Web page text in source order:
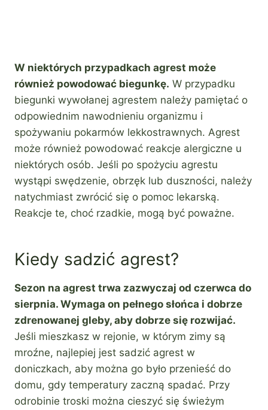
W niektórych przypadkach agrest może
również powodować biegunkę. W przypadku
biegunki wywołanej agrestem należy pamiętać o
odpowiednim nawodnieniu organizmu i
spożywaniu pokarmów lekkostrawnych. Agrest
może również powodować reakcje alergiczne u
niektórych osób. Jeśli po spożyciu agrestu
wystąpi swędzenie, obrzęk lub duszności, należy
natychmiast zwrócić się o pomoc lekarską.
Reakcje te, choć rzadkie, mogą być poważne.
Kiedy sadzić agrest?
Sezon na agrest trwa zazwyczaj od czerwca do
sierpnia. Wymaga on pełnego słońca i dobrze
zdrenowanej gleby, aby dobrze się rozwijać.
Jeśli mieszkasz w rejonie, w którym zimy są
mroźne, najlepiej jest sadzić agrest w
doniczkach, aby można go było przenieść do
domu, gdy temperatury zaczną spadać. Przy
odrobinie troski można cieszyć się świeżym